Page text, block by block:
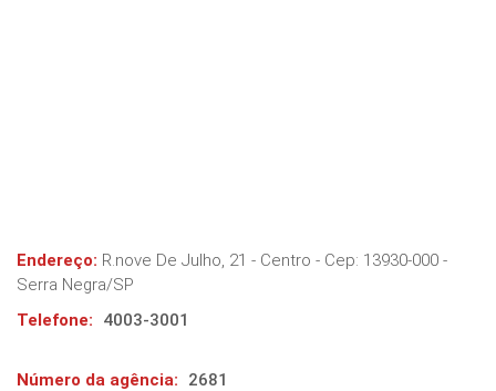
Endereço: R.nove De Julho, 21 - Centro - Cep: 13930-000 -
Serra Negra/SP
Telefone:
4003-3001
Número da agência:
2681